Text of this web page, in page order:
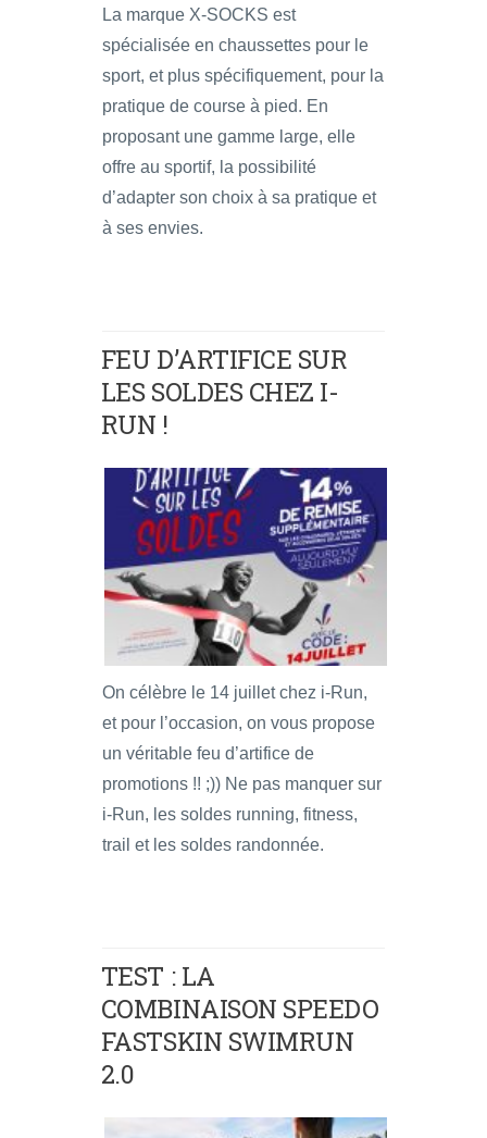
La marque X-SOCKS est
spécialisée en chaussettes pour le
sport, et plus spécifiquement, pour la
pratique de course à pied. En
proposant une gamme large, elle
offre au sportif, la possibilité
d’adapter son choix à sa pratique et
à ses envies.
FEU D’ARTIFICE SUR
LES SOLDES CHEZ I-
RUN !
On célèbre le 14 juillet chez i-Run,
et pour l’occasion, on vous propose
un véritable feu d’artifice de
promotions !! ;)) Ne pas manquer sur
i-Run, les soldes running, fitness,
trail et les soldes randonnée.
TEST : LA
COMBINAISON SPEEDO
FASTSKIN SWIMRUN
2.0